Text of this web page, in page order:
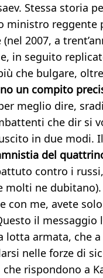
Stessa storia
ministro reggente
2007, a
in seguito
che bulgare,
un compito
meglio dire,
che dir si
in due modi.
del
contro i russi,
molti ne
con me, avete
il messaggio
lotta armata, che
nelle forze di
rispondono a